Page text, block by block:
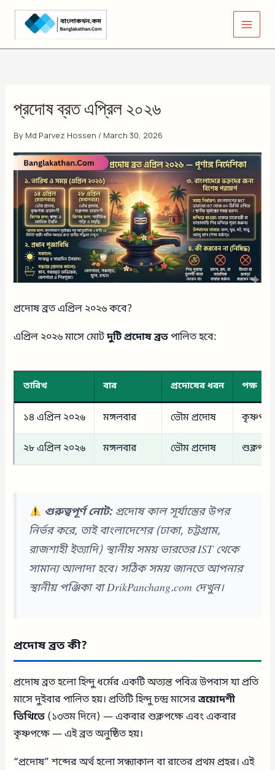
Skip
content
প্রদোষ ব্রত এপ্রিল ২০২৬
By Md Parvez Hossen / March 30, 2026
প্রদোষ ব্রত এপ্রিল ২০২৬ কবে?
এপ্রিল ২০২৬ মাসে মোটদুটি প্রদোষ ব্রতপালিত হবে:
তারিখ বার প্রদোষের ধরন পক্ষ
১৪ এপ্রিল ২০২৬ মঙ্গলবার ভৌম প্রদোষ কৃষ্ণপক্ষ
২৮ এপ্রিল ২০২৬ মঙ্গলবার ভৌম প্রদোষ শুক্লপক্ষ
গুরুত্বপূর্ণ নোট:প্রদোষ কাল সূর্যাস্তের উপর
নির্ভর করে, তাই বাংলাদেশের (ঢাকা, চট্টগ্রাম,
রাজশাহী ইত্যাদি) স্থানীয় সময় ভারতের IST থেকে
সামান্য আলাদা হবে। সঠিক সময় জানতে আপনার
স্থানীয় পঞ্জিকা বা DrikPanchang.com দেখুন।
প্রদোষ ব্রত কী?
প্রদোষ ব্রত হলো হিন্দু ধর্মের একটি অত্যন্ত পবিত্র উপবাস যা প্রতি
মাসে দুইবার পালিত হয়। প্রতিটি হিন্দু চন্দ্র মাসেরত্রয়োদশী
তিথিতে (১৩তম দিনে) — একবার শুক্লপক্ষে এবং একবার
কৃষ্ণপক্ষে — এই ব্রত অনুষ্ঠিত হয়।
“প্রদোষ” শব্দের অর্থ হলো সন্ধ্যাকাল বা রাতের প্রথম প্রহর। এই